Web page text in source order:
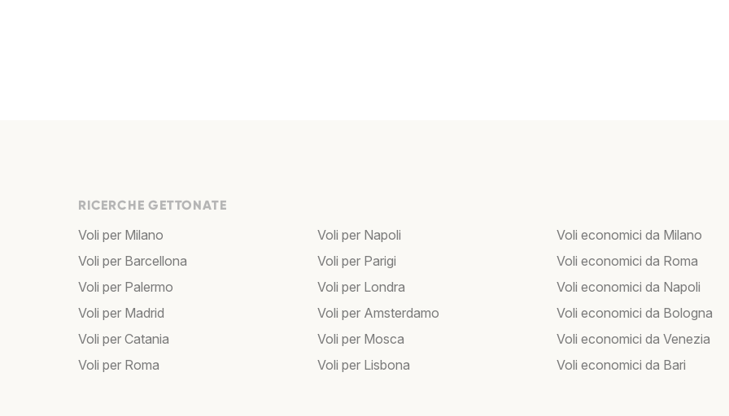
RICERCHE GETTONATE
Voli per Milano
Voli per Barcellona
Voli per Palermo
Voli per Madrid
Voli per Catania
Voli per Roma
Voli per Napoli
Voli per Parigi
Voli per Londra
Voli per Amsterdamo
Voli per Mosca
Voli per Lisbona
Voli economici da Milano
Voli economici da Roma
Voli economici da Napoli
Voli economici da Bologna
Voli economici da Venezia
Voli economici da Bari